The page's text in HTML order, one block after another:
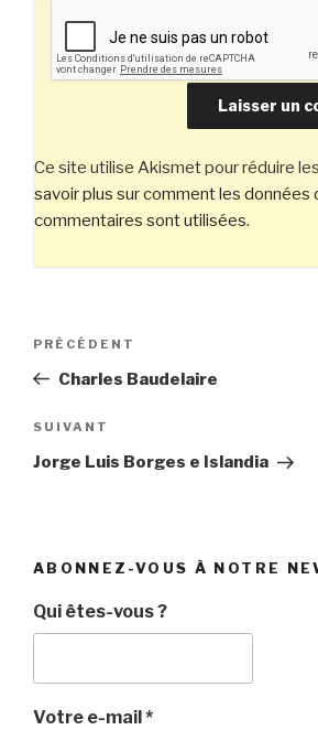
Ce site utilise Akismet pour réduire
savoir plus sur comment les données
commentaires sont utilisées.
Navigation
l’article
Article
précédent
PRÉCÉDENT
Charles Baudelaire
Article
suivant
SUIVANT
Jorge Luis Borges e Islandia
ABONNEZ-VOUS À NOTRE
Qui êtes-vous ?
Votre e-mail *